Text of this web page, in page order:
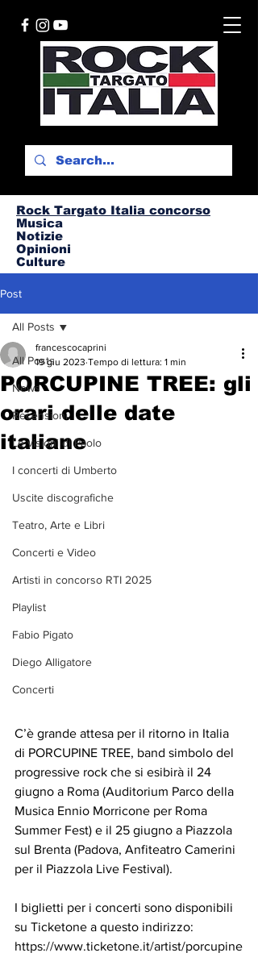
Rock Targato Italia concorso
Musica
Notizie
Opinioni
Culture
Post
All Posts
News
Recensioni
Le visioni di Paolo
I concerti di Umberto
Uscite discografiche
Teatro, Arte e Libri
Concerti e Video
Artisti in concorso RTI 2025
Playlist
Fabio Pigato
Diego Alligatore
Concerti
All Posts
PORCUPINE TREE: gli
orari delle date
italiane
francescocaprini
19 giu 2023 Tempo di lettura: 1 min
C’è grande attesa per il ritorno in Italia
di PORCUPINE TREE, band simbolo del
progressive rock che si esibirà il 24
giugno a Roma (Auditorium Parco della
Musica Ennio Morricone per Roma
Summer Fest) e il 25 giugno a Piazzola
sul Brenta (Padova, Anfiteatro Camerini
per il Piazzola Live Festival).
I biglietti per i concerti sono disponibili
su Ticketone a questo indirizzo:
https://www.ticketone.it/artist/porcupine